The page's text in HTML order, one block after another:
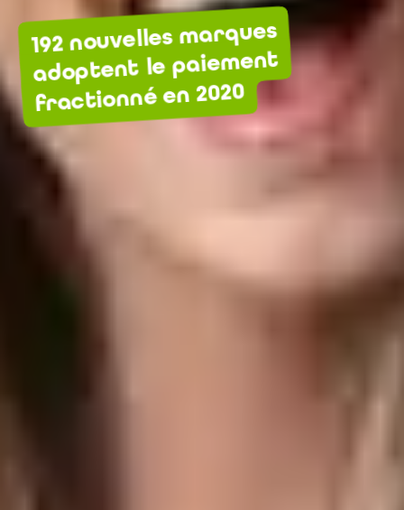
192 nouvelles marques
adoptent le paiement
fractionné en 2020